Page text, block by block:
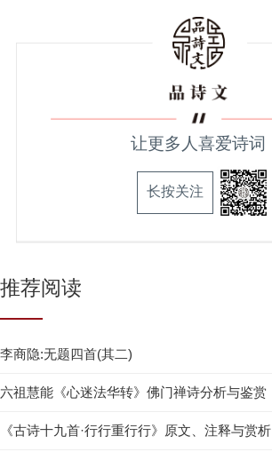
让更多人喜爱诗词
长按关注
推荐阅读
李商隐:无题四首(其二)
六祖慧能《心迷法华转》佛门禅诗分析与鉴赏
《古诗十九首·行行重行行》原文、注释与赏析